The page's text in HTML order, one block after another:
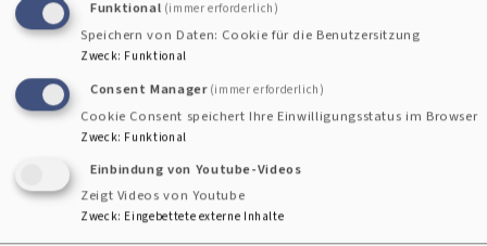
Region. Alle Andachten finden Sie auch imYoutube-Kanal
unseres Dekanates. Schauen Sie gerne mal rein.
Funktional (immer erforderlich)
Speichern von Daten: Cookie für die Benutzersitzung
Zweck: Funktional
Consent Manager (immer erforderlich)
Cookie Consent speichert Ihre Einwilligungsstatus im Browser
Zweck: Funktional
Einbindung von Youtube-Videos
Zeigt Videos von Youtube
Zweck: Eingebettete externe Inhalte